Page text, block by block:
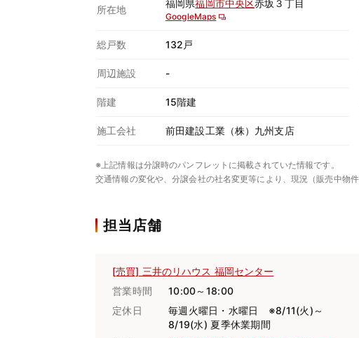
所在地
福岡県福岡市中央区赤坂３丁目
GoogleMaps
総戸数 132戸
周辺施設 -
階建 15階建
施工会社 前田建設工業（株）九州支店
※上記情報は分譲時のパンフレットに掲載されていた情報です。
交通情報の変化や、分譲会社の社名変更等により、現況（販売中物
担当店舗
[売買] 三井のリハウス 福岡センター
営業時間
10:00～18:00
定休日
毎週火曜日・水曜日 ※8/11(火)～
8/19(水) 夏季休業期間